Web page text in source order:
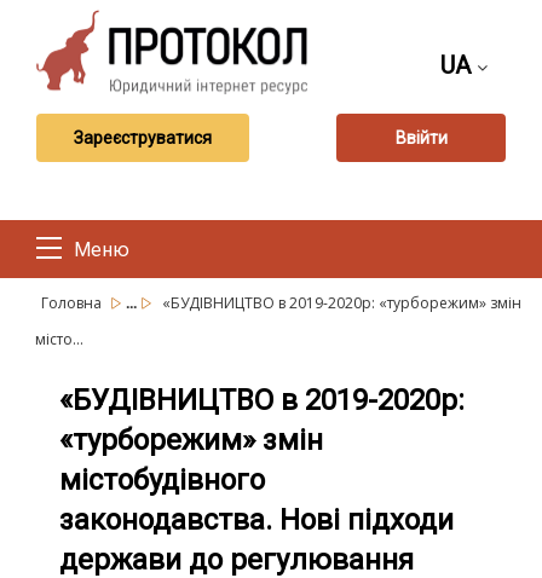
UA
Зареєструватися Ввійти
Меню
Головна ...
«БУДІВНИЦТВО в 2019-2020р: «турборежим» змін
місто...
«БУДІВНИЦТВО в 2019-2020р:
«турборежим» змін
містобудівного
законодавства. Нові підходи
держави до регулювання